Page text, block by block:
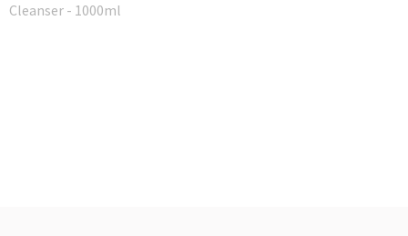
Cleanser - 1000ml